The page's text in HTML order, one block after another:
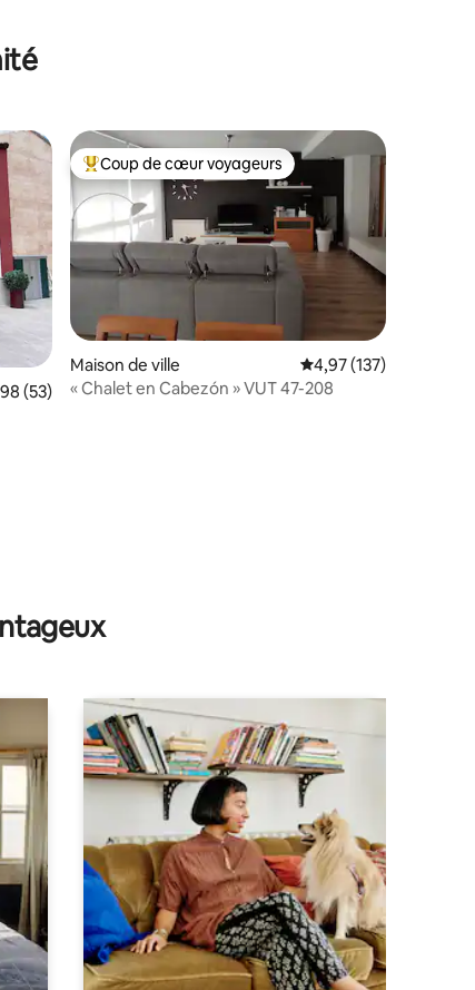
: 4,95 sur 5
moyenne sur la base de 53 commentaires : 4,98 sur 5
(53)
Coups de cœur voyageurs les plus appréciés
Coup de cœur voyageurs
Maison de ville Évaluation moyenne
4,97 (137)
« Chalet en Cabezón » VUT 47-208